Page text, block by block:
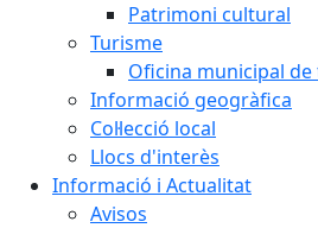
Patrimoni cultural
Turisme
Oficina municipal
Informació geogràfica
Col·lecció local
Llocs d'interès
Informació i Actualitat
Avisos